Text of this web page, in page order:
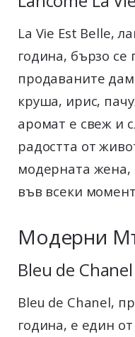
La Vie Est Belle,
година, бързо
продаваните
круша, ирис,
аромат е свеж и
радостта от
модерната жена,
във всеки
Модерни
Bleu de Chanel
Bleu de Chanel,
година, е един